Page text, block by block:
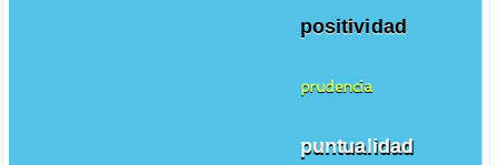
positividad
prudencia
puntualidad